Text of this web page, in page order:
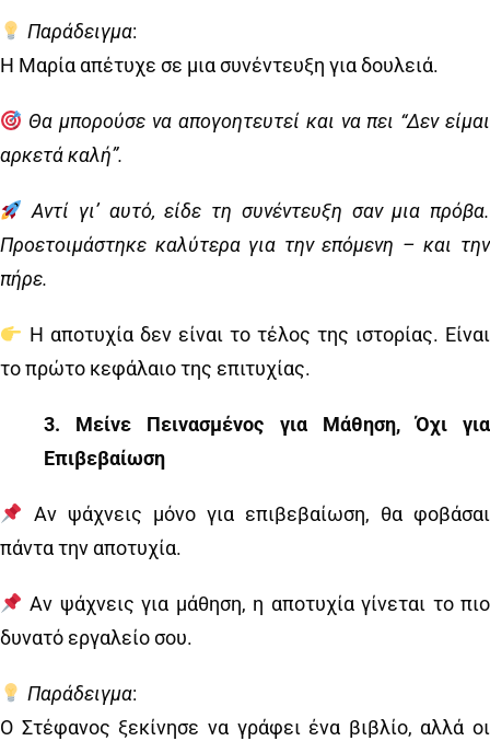
Παράδειγμα:
Η Μαρία απέτυχε σε μια συνέντευξη για δουλειά.
Θα μπορούσε να απογοητευτεί και να πει “Δεν είμαι
αρκετά καλή”.
Αντί γι’ αυτό, είδε τη συνέντευξη σαν μια πρόβα.
Προετοιμάστηκε καλύτερα για την επόμενη – και την
πήρε.
Η αποτυχία δεν είναι το τέλος της ιστορίας. Είναι
το πρώτο κεφάλαιο της επιτυχίας.
3️. Μείνε Πεινασμένος για Μάθηση, Όχι για
Επιβεβαίωση
Αν ψάχνεις μόνο για επιβεβαίωση, θα φοβάσαι
πάντα την αποτυχία.
Αν ψάχνεις για μάθηση, η αποτυχία γίνεται το πιο
δυνατό εργαλείο σου.
Παράδειγμα:
Ο Στέφανος ξεκίνησε να γράφει ένα βιβλίο, αλλά οι